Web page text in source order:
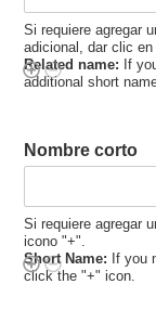
Si requiere agregar
adicional, dar clic en
Related name: If
additional short
Nombre corto
Si requiere agregar
icono "+".
Short Name: If you
click the "+" icon.